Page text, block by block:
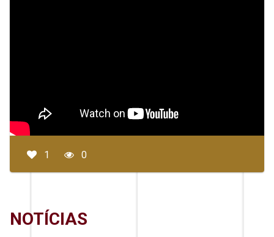
1 0
NOTÍCIAS